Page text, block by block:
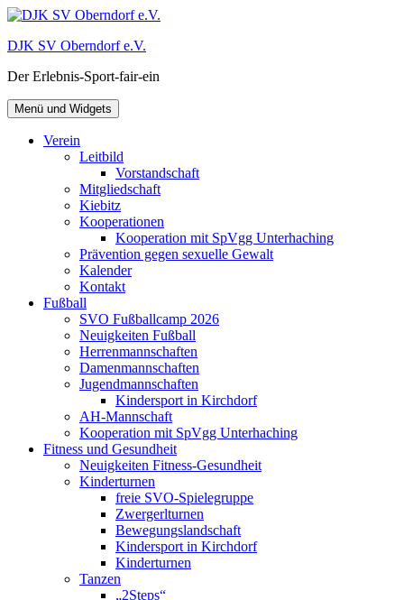
Zum
springen
DJK SV Oberndorf e.V.
Der Erlebnis-Sport-fair-ein
Menü und Widgets
Verein
Leitbild
Vorstandschaft
Mitgliedschaft
Kiebitz
Kooperationen
Kooperation mit SpVgg Unterhaching
Prävention gegen sexuelle Gewalt
Kalender
Kontakt
Fußball
SVO Fußballcamp 2026
Neuigkeiten Fußball
Herrenmannschaften
Damenmannschaften
Jugendmannschaften
Kindersport in Kirchdorf
AH-Mannschaft
Kooperation mit SpVgg Unterhaching
Fitness und Gesundheit
Neuigkeiten Fitness-Gesundheit
Kinderturnen
freie SVO-Spielegruppe
Zwergerlturnen
Bewegungslandschaft
Kindersport in Kirchdorf
Kinderturnen
Tanzen
„2Steps“